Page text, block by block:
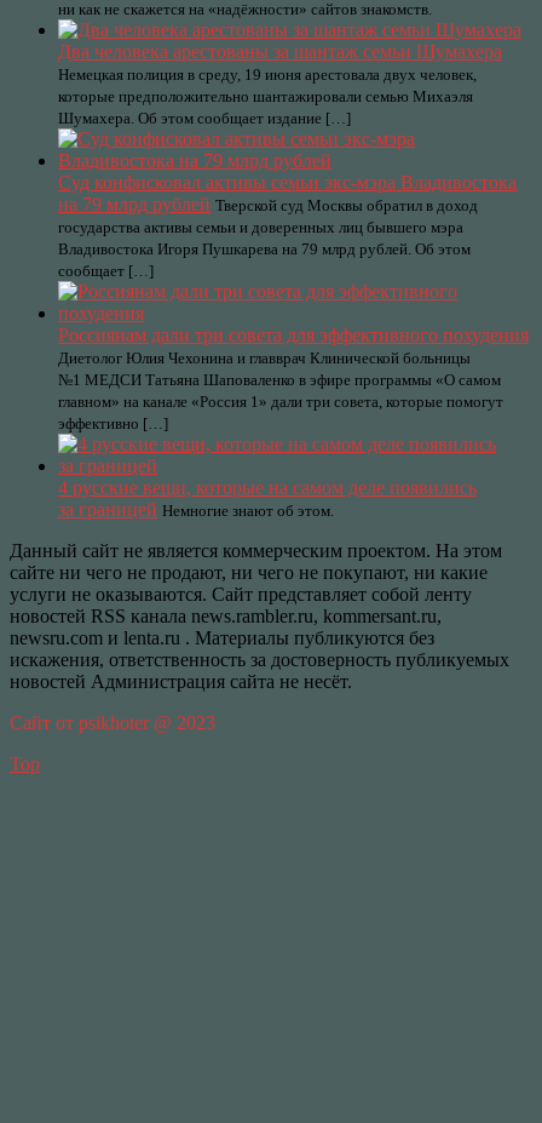
ни как не скажется на «надёжности» сайтов знакомств.
Два человека арестованы за шантаж семьи Шумахера
Немецкая полиция в среду, 19 июня арестовала двух человек,
которые предположительно шантажировали семью Михаэля
Шумахера. Об этом сообщает издание […]
Суд конфисковал активы семьи экс-мэра Владивостока
на 79 млрд рублей Тверской суд Москвы обратил в доход
государства активы семьи и доверенных лиц бывшего мэра
Владивостока Игоря Пушкарева на 79 млрд рублей. Об этом
сообщает […]
Россиянам дали три совета для эффективного похудения
Диетолог Юлия Чехонина и главврач Клинической больницы
№1 МЕДСИ Татьяна Шаповаленко в эфире программы «О самом
главном» на канале «Россия 1» дали три совета, которые помогут
эффективно […]
4 русские вещи, которые на самом деле появились
за границей Немногие знают об этом.
Данный сайт не является коммерческим проектом. На этом
сайте ни чего не продают, ни чего не покупают, ни какие
услуги не оказываются. Сайт представляет собой ленту
новостей RSS канала news.rambler.ru, kommersant.ru,
newsru.com и lenta.ru . Материалы публикуются без
искажения, ответственность за достоверность публикуемых
новостей Администрация сайта не несёт.
Сайт от psikhoter @ 2023
Top